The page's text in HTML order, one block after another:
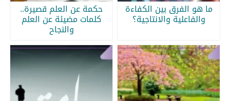
ما هو الفرق بين الكفاءة
والفاعلية والانتاجية؟
حكمة عن العلم قصيرة..
كلمات مضيئة عن العلم
والنجاح